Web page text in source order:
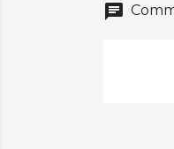
chat